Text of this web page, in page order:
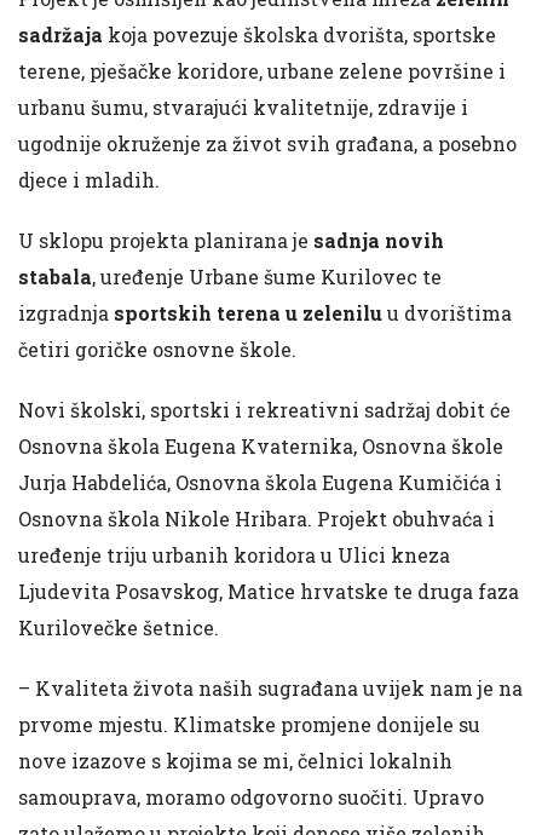
sadržaja koja povezuje školska dvorišta, sportske
terene, pješačke koridore, urbane zelene površine i
urbanu šumu, stvarajući kvalitetnije, zdravije i
ugodnije okruženje za život svih građana, a posebno
djece i mladih.
U sklopu projekta planirana je sadnja novih
stabala, uređenje Urbane šume Kurilovec te
izgradnja sportskih terena u zeleniluu dvorištima
četiri goričke osnovne škole.
Novi školski, sportski i rekreativni sadržaj dobit će
Osnovna škola Eugena Kvaternika, Osnovna škole
Jurja Habdelića, Osnovna škola Eugena Kumičića i
Osnovna škola Nikole Hribara. Projekt obuhvaća i
uređenje triju urbanih koridora u Ulici kneza
Ljudevita Posavskog, Matice hrvatske te druga faza
Kurilovečke šetnice.
– Kvaliteta života naših sugrađana uvijek nam je na
prvome mjestu. Klimatske promjene donijele su
nove izazove s kojima se mi, čelnici lokalnih
samouprava, moramo odgovorno suočiti. Upravo